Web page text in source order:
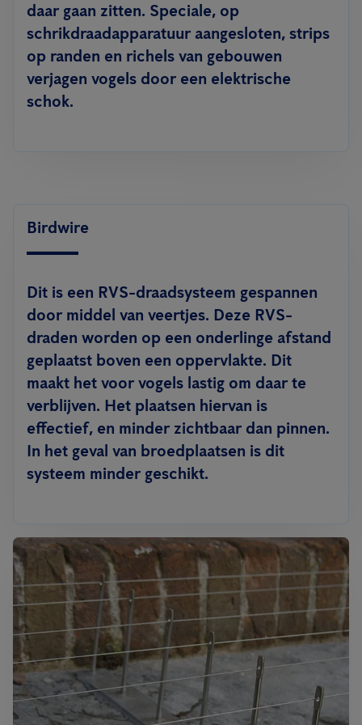
daar gaan zitten. Speciale, op
schrikdraadapparatuur aangesloten, strips
op randen en richels van gebouwen
verjagen vogels door een elektrische
schok.
Birdwire
Dit is een RVS-draadsysteem gespannen
door middel van veertjes. Deze RVS-
draden worden op een onderlinge afstand
geplaatst boven een oppervlakte. Dit
maakt het voor vogels lastig om daar te
verblijven. Het plaatsen hiervan is
effectief, en minder zichtbaar dan pinnen.
In het geval van broedplaatsen is dit
systeem minder geschikt.